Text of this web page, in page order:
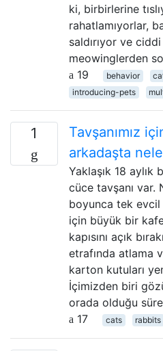
ki, birbirlerine
rahatlamıyorlar,
saldırıyor ve
meowinglerden
19
behavior
introducing-pets
1
Tavşanımız
arkadaşta
Yaklaşık 18 aylık
cüce tavşanı var.
boyunca tek
için büyük bir
kapısını açık
etrafında atlama
karton kutuları
İçimizden biri
orada olduğu
17
cats rabbits